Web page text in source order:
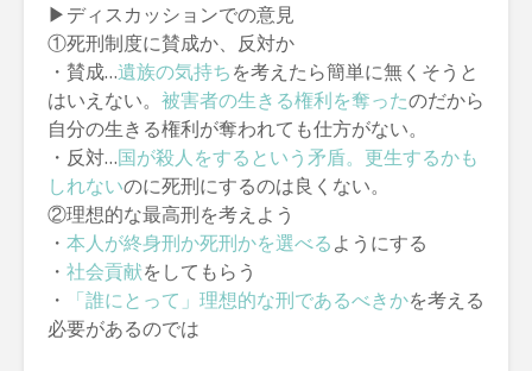
▶ディスカッションでの意見
①死刑制度に賛成か、反対か
・賛成…遺族の気持ちを考えたら簡単に無くそうと
はいえない。 被害者の生きる権利を奪ったのだから
自分の生きる権利が奪われても仕方がない。
・反対…国が殺人をするという矛盾。更生するかも
しれないのに死刑にするのは良くない。
②理想的な最高刑を考えよう
・ 本人が終身刑か死刑かを選べるようにする
・ 社会貢献をしてもらう
・
「誰にとって」理想的な刑であるべきかを考える
必要があるのでは